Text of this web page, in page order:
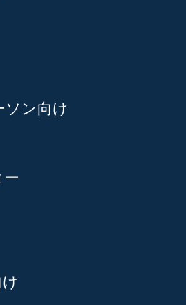
ソン向け